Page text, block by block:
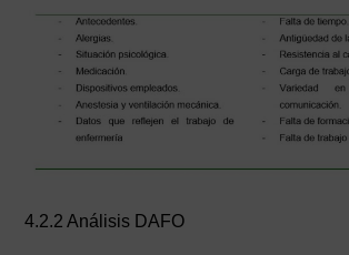
4.2.2 Análisis DAFO